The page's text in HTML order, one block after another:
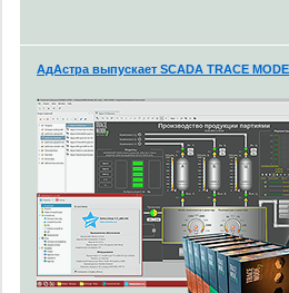
АдАстра выпускает SCADA TRACE